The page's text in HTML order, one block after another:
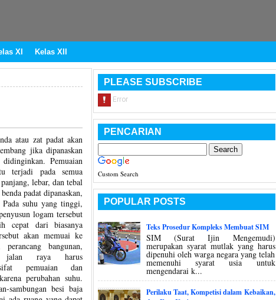
XI Kelas XII
atau zat padat akan
jika dipanaskan
Pemuaian
terjadi pada semua
lebar, dan tebal
padat dipanaskan,
suhu yang tinggi,
logam tersebut
cepat dari biasanya
akan memuai ke
bangunan,
jalan raya harus
pemuaian dan
perubahan suhu.
sambungan besi baja
PLEASE SUBSCRIBE
PENCARIAN
Custom Search
POPULAR POSTS
Teks Prosedur Kompleks Membuat SIM
SIM (Surat Ijin Mengemudi)
merupakan syarat mutlak yang harus
dipenuhi oleh warga negara yang telah
memenuhi syarat usia untuk
mengendarai k...
Perilaku Taat, Kompetisi dalam Kebaikan,